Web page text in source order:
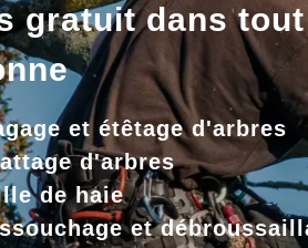
gratuit dans
et étêtage d'arbres
d'arbres
de haie
et